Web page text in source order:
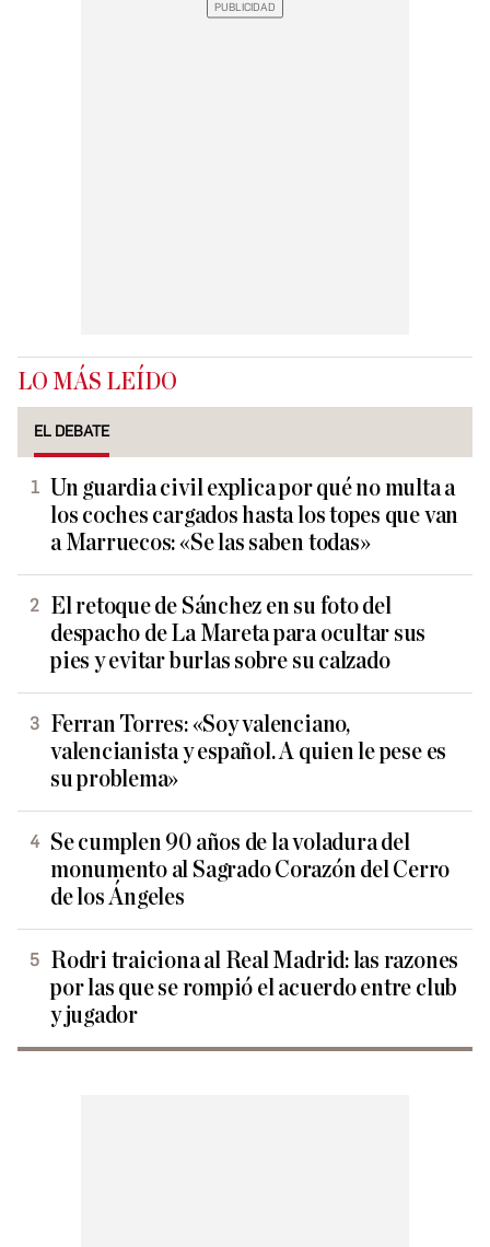
LO MÁS LEÍDO
EL DEBATE
Un guardia civil explica por qué no multa a
los coches cargados hasta los topes que van
a Marruecos: «Se las saben todas»
El retoque de Sánchez en su foto del
despacho de La Mareta para ocultar sus
pies y evitar burlas sobre su calzado
Ferran Torres: «Soy valenciano,
valencianista y español. A quien le pese es
su problema»
Se cumplen 90 años de la voladura del
monumento al Sagrado Corazón del Cerro
de los Ángeles
Rodri traiciona al Real Madrid: las razones
por las que se rompió el acuerdo entre club
y jugador